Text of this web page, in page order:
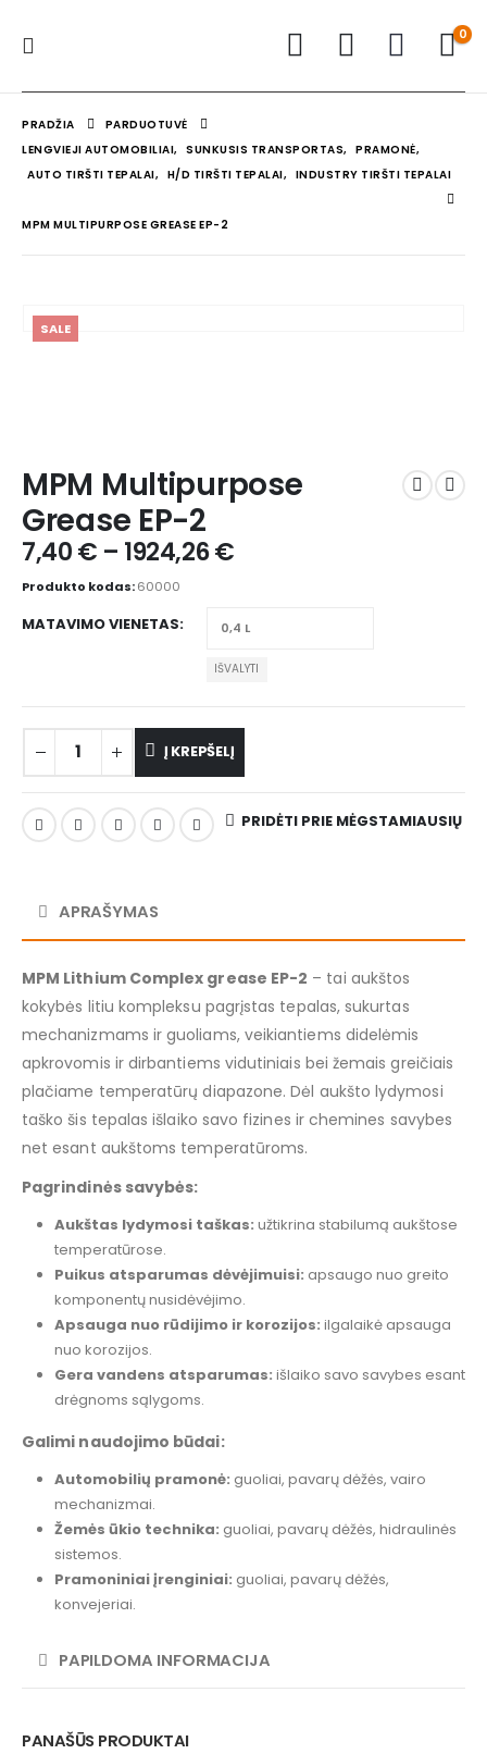
0
PRADŽIA
PARDUOTUVĖ
LENGVIEJI AUTOMOBILIAI, SUNKUSIS TRANSPORTAS, PRAMONĖ,
AUTO TIRŠTI TEPALAI, H/D TIRŠTI TEPALAI, INDUSTRY TIRŠTI TEPALAI
MPM MULTIPURPOSE GREASE EP-2
SALE
MPM Multipurpose
Grease EP-2
7,40€ – 1924,26€
Produkto kodas:60000
MATAVIMO VIENETAS
IŠVALYTI
Į KREPŠELĮ
PRIDĖTI PRIE MĖGSTAMIAUSIŲ
APRAŠYMAS
MPM Lithium Complex grease EP-2 – tai aukštos
kokybės litiu kompleksu pagrįstas tepalas, sukurtas
mechanizmams ir guoliams, veikiantiems didelėmis
apkrovomis ir dirbantiems vidutiniais bei žemais greičiais
plačiame temperatūrų diapazone. Dėl aukšto lydymosi
taško šis tepalas išlaiko savo fizines ir chemines savybes
net esant aukštoms temperatūroms.
Pagrindinės savybės:
Aukštas lydymosi taškas: užtikrina stabilumą aukštose
temperatūrose.
Puikus atsparumas dėvėjimuisi: apsaugo nuo greito
komponentų nusidėvėjimo.
Apsauga nuo rūdijimo ir korozijos: ilgalaikė apsauga
nuo korozijos.
Gera vandens atsparumas: išlaiko savo savybes esant
drėgnoms sąlygoms.
Galimi naudojimo būdai:
Automobilių pramonė: guoliai, pavarų dėžės, vairo
mechanizmai.
Žemės ūkio technika: guoliai, pavarų dėžės, hidraulinės
sistemos.
Pramoniniai įrenginiai: guoliai, pavarų dėžės,
konvejeriai.
PAPILDOMA INFORMACIJA
PANAŠŪS PRODUKTAI